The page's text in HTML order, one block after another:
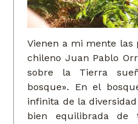
Vienen a mi mente las
chileno Juan Pablo
sobre la Tierra
bosque». En el
infinita de la
bien equilibrada